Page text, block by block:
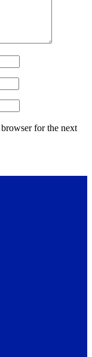
for the next